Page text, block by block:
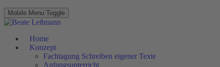
Mobile Menu Toggle
Home
Konzept
Fachtagung Schreiben eigener Texte
Anfangsunterricht